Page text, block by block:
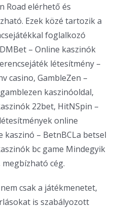
Road elérhető és
Ezek közé tartozik a
foglalkozó
– Online kaszinók
létesítmény –
casino, GambleZen –
kaszinóoldal,
22bet, HitNSpin –
online
– BetnBCLa betsel
bc game Mindegyik
cég.
csak a játékmenetet,
is szabályozott